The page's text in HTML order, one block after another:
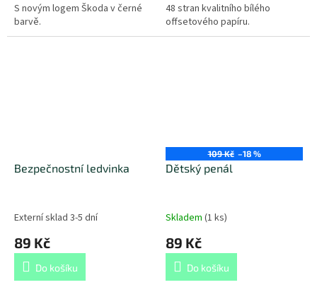
S novým logem Škoda v černé
barvě.
48 stran kvalitního bílého
offsetového papíru.
Bezpečnostní ledvinka
Externí sklad 3-5 dní
89 Kč
Do košíku
109 Kč –18 %
Dětský penál
Skladem (1 ks)
89 Kč
Do košíku